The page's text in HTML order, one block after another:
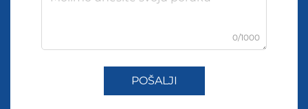
0/1000
POŠALJI